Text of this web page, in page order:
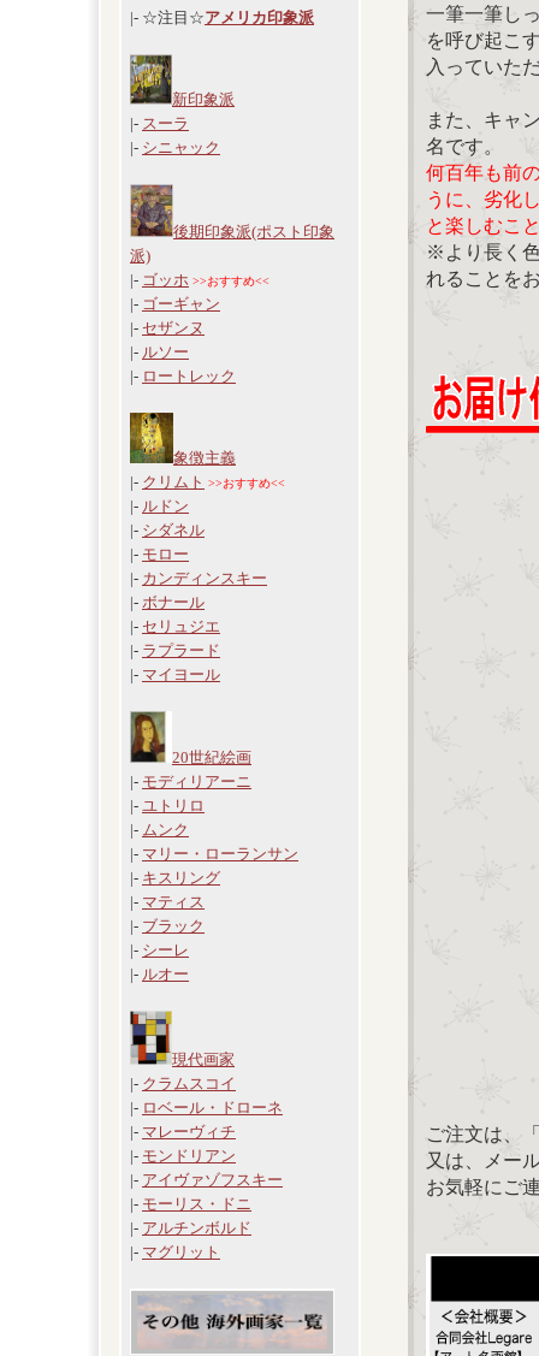
|- ☆注目☆アメリカ印象派
新印象派
|- スーラ
|- シニャック
後期印象派(ポスト印象
派)
|- ゴッホ >>おすすめ<<
|- ゴーギャン
|- セザンヌ
|- ルソー
|- ロートレック
象徴主義
|- クリムト >>おすすめ<<
|- ルドン
|- シダネル
|- モロー
|- カンディンスキー
|- ボナール
|- セリュジエ
|- ラプラード
|- マイヨール
20世紀絵画
|- モディリアーニ
|- ユトリロ
|- ムンク
|- マリー・ローランサン
|- キスリング
|- マティス
|- ブラック
|- シーレ
|- ルオー
現代画家
|- クラムスコイ
|- ロベール・ドローネ
|- マレーヴィチ
|- モンドリアン
|- アイヴァゾフスキー
|- モーリス・ドニ
|- アルチンボルド
|- マグリット
一筆一筆し
を呼び起こ
入っていた
また、キャ
名です。
何百年も前
うに、劣化
と楽しむこ
※より長く
れることを
ご注文は、
又は、メー
お気軽にご